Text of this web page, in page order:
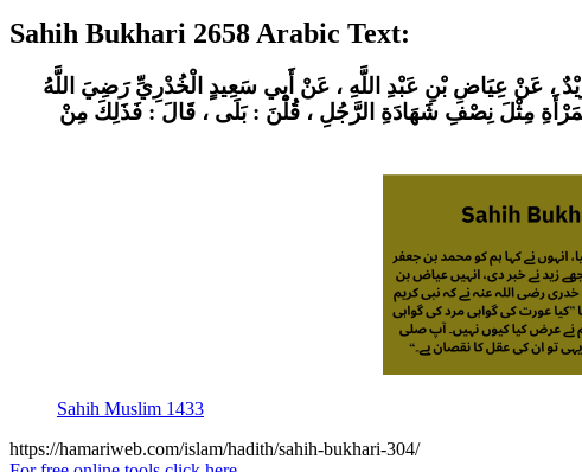
Sahih Bukhari 2658 Arabic Text:
، عَنْ عِيَاضِ بْنِ عَبْدِ اللَّهِ ، عَنْ أَبِي سَعِيدٍ الْخُدْرِيِّ رَضِيَ اللَّهُ
مِثْلَ نِصْفِ شَهَادَةِ الرَّجُلِ ، قُلْنَ : بَلَى ، قَالَ : فَذَلِكَ مِنْ
Sahih Muslim 1433
https://hamariweb.com/islam/hadith/sahih-bukhari-304/